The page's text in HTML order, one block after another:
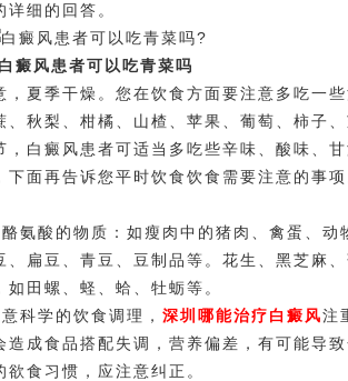
细的回答。
白癜风患者可以吃青菜吗
季干燥。您在饮食方面要注意多吃一些
秋梨、柑橘、山楂、苹果、葡萄、柿子、
白癜风患者可适当多吃些辛味、酸味、
面再告诉您平时饮食饮食需要注意的事项
酸的物质：如瘦肉中的猪肉、禽蛋、动
扁豆、青豆、豆制品等。花生、黑芝麻
田螺、蛏、蛤、牡蛎等。
学的饮食调理， 深圳哪能治疗白癜风注
成食品搭配失调，营养偏差，有可能导
食习惯，应注意纠正。